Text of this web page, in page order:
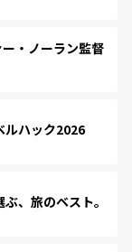
・ノーラン監督
ハック2026
、旅のベスト。